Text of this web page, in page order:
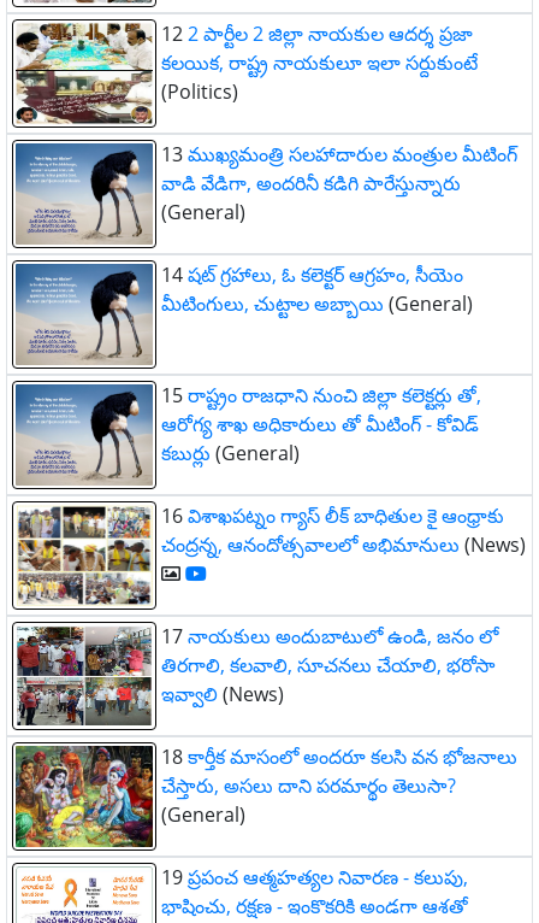
122 పార్టీల 2 జిల్లా నాయకుల ఆదర్శ ప్రజా
కలయిక, రాష్ట్ర నాయకులూ ఇలా సర్దుకుంటే
(Politics)
13ముఖ్యమంత్రి సలహాదారుల మంత్రుల మీటింగ్
వాడి వేడిగా, అందరినీ కడిగి పారేస్తున్నారు
(General)
14షట్ గ్రహాలు, ఓ కలెక్టర్ ఆగ్రహం, సీయెం
మీటింగులు, చుట్టాల అబ్బాయి (General)
15రాష్ట్రం రాజధాని నుంచి జిల్లా కలెక్టర్లు తో,
ఆరోగ్య శాఖ అధికారులు తో మీటింగ్ - కోవిడ్
కబుర్లు (General)
16విశాఖపట్నం గ్యాస్ లీక్ బాధితుల కై ఆంధ్రాకు
చంద్రన్న, ఆనందోత్సవాలలో అభిమానులు (News)
17నాయకులు అందుబాటులో ఉండి, జనం లో
తిరగాలి, కలవాలి, సూచనలు చేయాలి, భరోసా
ఇవ్వాలి(News)
18కార్తీక మాసంలో అందరూ కలసి వన భోజనాలు
చేస్తారు, అసలు దాని పరమార్థం తెలుసా?
(General)
19ప్రపంచ ఆత్మహత్యల నివారణ - కలుపు,
భాషించు, రక్షణ - ఇంకొకరికి అండగా ఆశతో